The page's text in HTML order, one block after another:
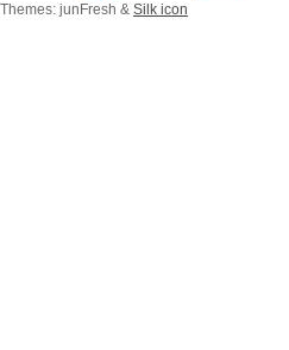
Themes: junFresh & Silk icon